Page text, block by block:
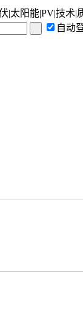
|太阳能|PV|技术|
自动